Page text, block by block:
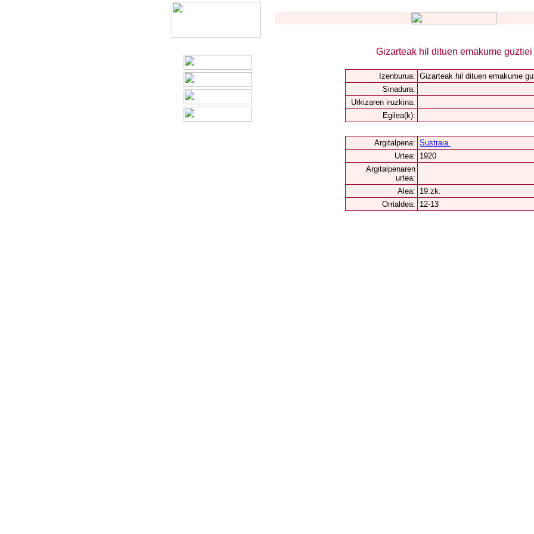
Gizarteak hil dituen emakume guztiei
Izenburua: Gizarteak hil dituen emakume
Sinadura:
Urkizaren iruzkina:
Egilea(k):
Argitalpena: Sustraia.
Urtea: 1920
Argitalpenaren
urtea:
Alea: 19.zk.
Orrialdea: 12-13